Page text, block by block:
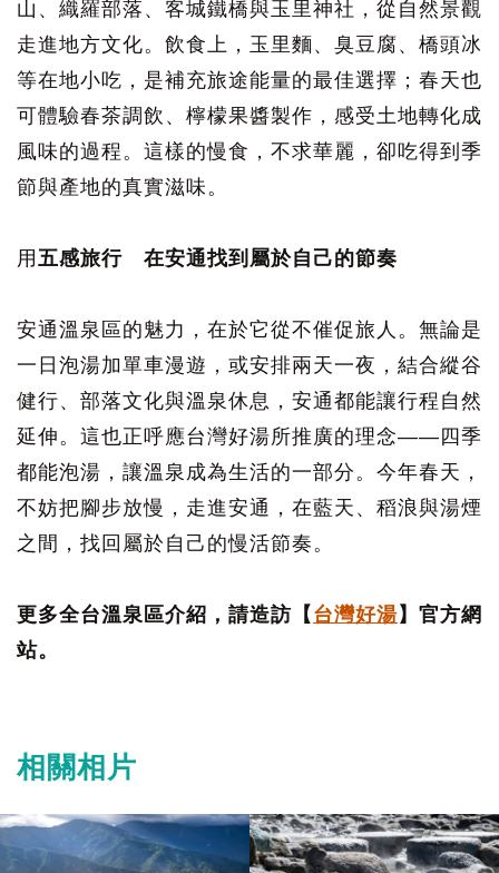
山、織羅部落、客城鐵橋與玉里神社，從自然景觀
走進地方文化。飲食上，玉里麵、臭豆腐、橋頭冰
等在地小吃，是補充旅途能量的最佳選擇；春天也
可體驗春茶調飲、檸檬果醬製作，感受土地轉化成
風味的過程。這樣的慢食，不求華麗，卻吃得到季
節與產地的真實滋味。
用 五感旅行 在安通找到屬於自己的節奏
安通溫泉區的魅力，在於它從不催促旅人。無論是
一日泡湯加單車漫遊，或安排兩天一夜，結合縱谷
健行、部落文化與溫泉休息，安通都能讓行程自然
延伸。這也正呼應台灣好湯所推廣的理念——四季
都能泡湯，讓溫泉成為生活的一部分。今年春天，
不妨把腳步放慢，走進安通，在藍天、稻浪與湯煙
之間，找回屬於自己的慢活節奏。
更多全台溫泉區介紹，請造訪【 台灣好湯】官方網
站。
相關相片